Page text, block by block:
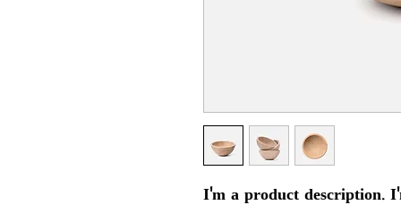
I'm a product description.